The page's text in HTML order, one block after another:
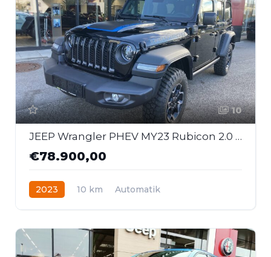
10
JEEP Wrangler PHEV MY23 Rubicon 2.0 GME 380 PS At 4xe
€78.900,00
2023 10 km
Automatik